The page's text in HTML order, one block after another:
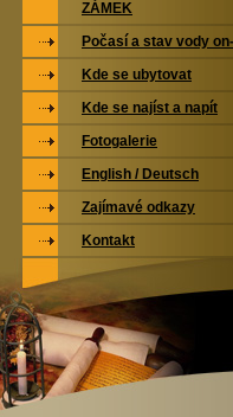
ZÁMEK
Počasí a stav vody
Kde se ubytovat
Kde se najíst a napít
Fotogalerie
English / Deutsch
Zajímavé odkazy
Kontakt